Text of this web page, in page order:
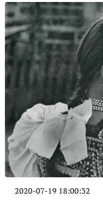
2020-07-19 18:00:32